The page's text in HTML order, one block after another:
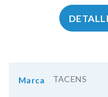
Marca TACENS